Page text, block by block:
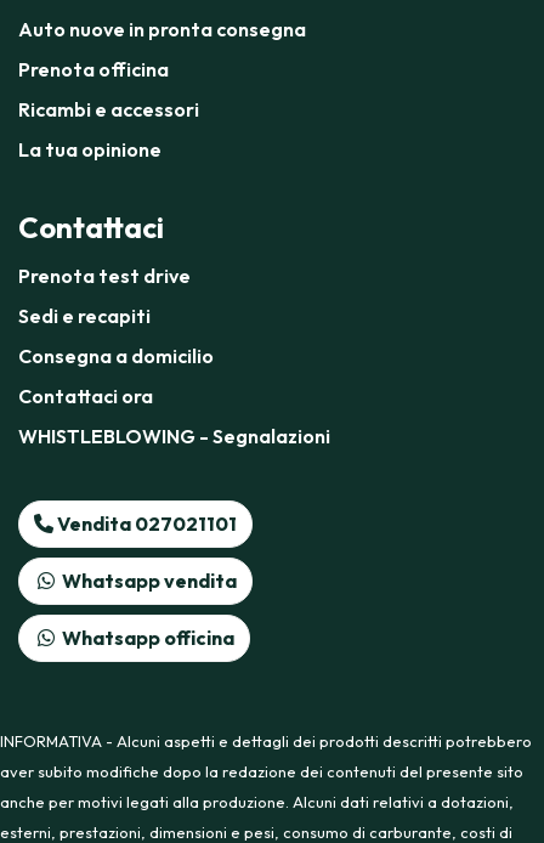
Auto nuove in pronta consegna
Prenota officina
Ricambi e accessori
La tua opinione
Contattaci
Prenota test drive
Sedi e recapiti
Consegna a domicilio
Contattaci ora
WHISTLEBLOWING - Segnalazioni
Vendita 027021101
Whatsapp vendita
Whatsapp officina
INFORMATIVA - Alcuni aspetti e dettagli dei prodotti descritti potrebbero
aver subito modifiche dopo la redazione dei contenuti del presente sito
anche per motivi legati alla produzione. Alcuni dati relativi a dotazioni,
esterni, prestazioni, dimensioni e pesi, consumo di carburante, costi di